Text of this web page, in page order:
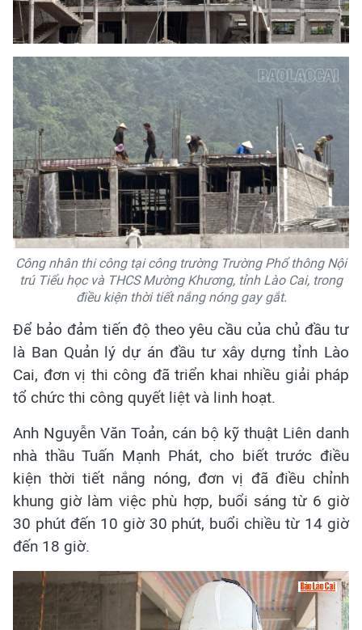
Công nhân thi công tại công trường Trường Phổ thông Nội
trú Tiểu học và THCS Mường Khương, tỉnh Lào Cai, trong
điều kiện thời tiết nắng nóng gay gắt.
Để bảo đảm tiến độ theo yêu cầu của chủ đầu tư
là Ban Quản lý dự án đầu tư xây dựng tỉnh Lào
Cai, đơn vị thi công đã triển khai nhiều giải pháp
tổ chức thi công quyết liệt và linh hoạt.
Anh Nguyễn Văn Toản, cán bộ kỹ thuật Liên danh
nhà thầu Tuấn Mạnh Phát, cho biết trước điều
kiện thời tiết nắng nóng, đơn vị đã điều chỉnh
khung giờ làm việc phù hợp, buổi sáng từ 6 giờ
30 phút đến 10 giờ 30 phút, buổi chiều từ 14 giờ
đến 18 giờ.